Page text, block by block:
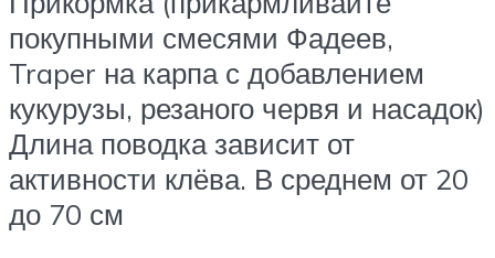
покупными смесями Фадеев,
Traper на карпа с добавлением
кукурузы, резаного червя и насадок)
Длина поводка зависит от
активности клёва. В среднем от 20
до 70 см